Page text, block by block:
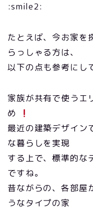
:smile2:
たとえば、今お家を
らっしゃる方は、
以下の点も参考に
家族が共有で使うエ
め
最近の建築デザイン
な暮らしを実現
する上で、標準的な
ですね。
昔ながらの、各部屋
うなタイプの家